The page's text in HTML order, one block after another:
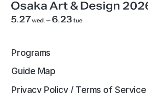
Programs
Guide Map
Privacy Policy / Terms of Service